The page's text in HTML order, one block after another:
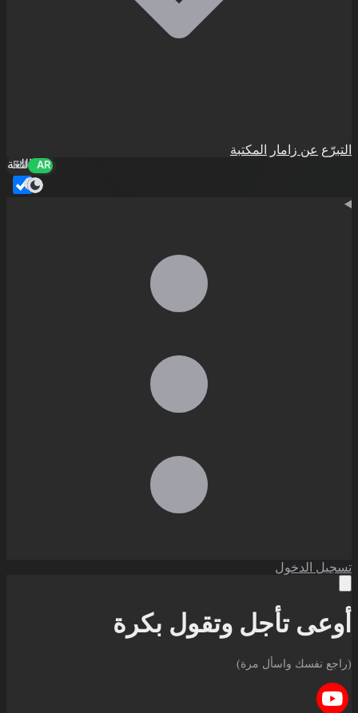
التبرّع عن زامار
المكتبة
اللغة
EN AR
تسجيل الدخول
أوعى تأجل وتقول بكرة
(راجع نفسك واسأل مرة)